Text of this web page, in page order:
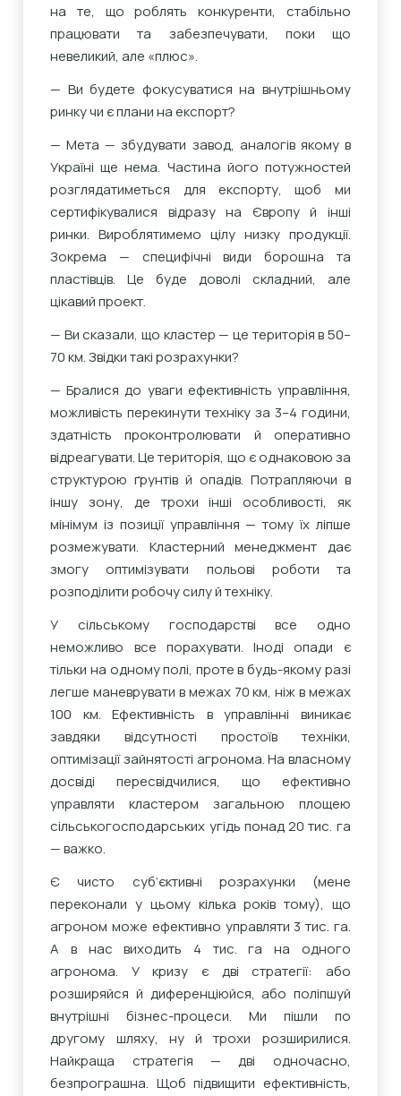
на те, що роблять конкуренти, стабільно
працювати та забезпечувати, поки що
невеликий, але «плюс».
— Ви будете фокусуватися на внутрішньому
ринку чи є плани на експорт?
— Мета — збудувати завод, аналогів якому в
Україні ще нема. Частина його потужностей
розглядатиметься для експорту, щоб ми
сертифікувалися відразу на Європу й інші
ринки. Вироблятимемо цілу низку продукції.
Зокрема — специфічні види борошна та
пластівців. Це буде доволі складний, але
цікавий проект.
— Ви сказали, що кластер — це територія в 50–
70 км. Звідки такі розрахунки?
— Бралися до уваги ефективність управління,
можливість перекинути техніку за 3–4 години,
здатність проконтролювати й оперативно
відреагувати. Це територія, що є однаковою за
структурою ґрунтів й опадів. Потрапляючи в
іншу зону, де трохи інші особливості, як
мінімум із позиції управління — тому їх ліпше
розмежувати. Кластерний менеджмент дає
змогу оптимізувати польові роботи та
розподілити робочу силу й техніку.
У сільському господарстві все одно
неможливо все порахувати. Іноді опади є
тільки на одному полі, проте в будь-якому разі
легше маневрувати в межах 70 км, ніж в межах
100 км. Ефективність в управлінні виникає
завдяки відсутності простоїв техніки,
оптимізації зайнятості агронома. На власному
досвіді пересвідчилися, що ефективно
управляти кластером загальною площею
сільськогосподарських угідь понад 20 тис. га
— важко.
Є чисто суб’єктивні розрахунки (мене
переконали у цьому кілька років тому), що
агроном може ефективно управляти 3 тис. га.
А в нас виходить 4 тис. га на одного
агронома. У кризу є дві стратегії: або
розширяйся й диференціюйся, або поліпшуй
внутрішні бізнес-процеси. Ми пішли по
другому шляху, ну й трохи розширилися.
Найкраща стратегія — дві одночасно,
безпрограшна. Щоб підвищити ефективність,